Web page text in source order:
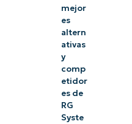
mejor
es
altern
ativas
y
comp
etidor
es de
RG
Syste